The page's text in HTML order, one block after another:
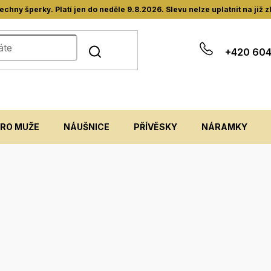
šperky. Platí jen do neděle 9.8.2026. Slevu nelze uplatnit na již
+420
MUŽE NÁUŠNICE PŘÍVĚSKY NÁRAMKY